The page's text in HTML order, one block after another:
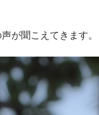
が聞こえてきます。